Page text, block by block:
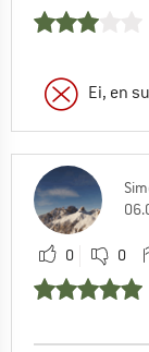
Ei, en
0 0